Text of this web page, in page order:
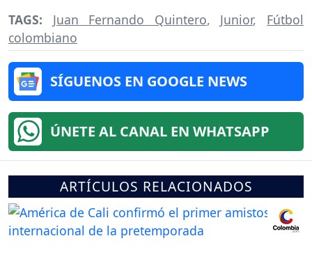
TAGS: Juan Fernando Quintero, Junior, Fútbol
colombiano
SÍGUENOS EN GOOGLE NEWS
ÚNETE AL CANAL EN WHATSAPP
ARTÍCULOS RELACIONADOS